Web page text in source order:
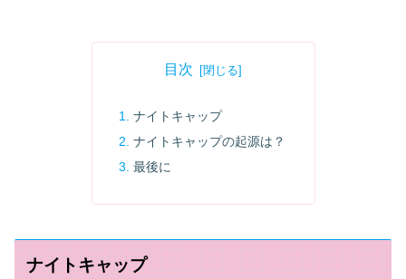
目次
ナイトキャップ
ナイトキャップの起源は？
最後に
ナイトキャップ